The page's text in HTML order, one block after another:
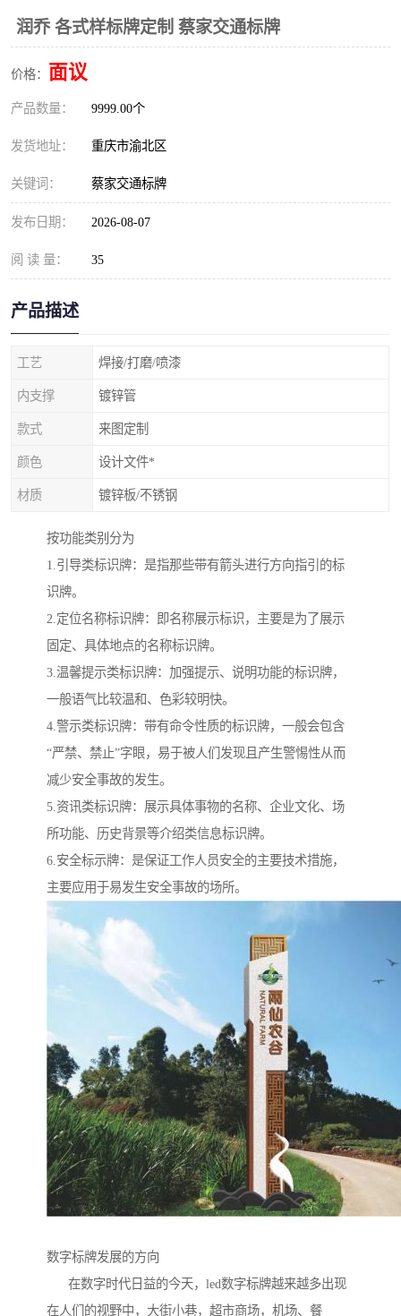
润乔 各式样标牌定制 蔡家交通标牌
价格： 面议
产品数量： 9999.00个
发货地址： 重庆市渝北区
关键词： 蔡家交通标牌
发布日期： 2026-08-07
阅 读 量： 35
产品描述
工艺 焊接/打磨/喷漆
内支撑 镀锌管
款式 来图定制
颜色 设计文件*
材质 镀锌板/不锈钢
按功能类别分为
1.引导类标识牌：是指那些带有箭头进行方向指引的标
识牌。
2.定位名称标识牌：即名称展示标识，主要是为了展示
固定、具体地点的名称标识牌。
3.温馨提示类标识牌：加强提示、说明功能的标识牌，
一般语气比较温和、色彩较明快。
4.警示类标识牌：带有命令性质的标识牌，一般会包含
“严禁、禁止”字眼，易于被人们发现且产生警惕性从而
减少安全事故的发生。
5.资讯类标识牌：展示具体事物的名称、企业文化、场
所功能、历史背景等介绍类信息标识牌。
6.安全标示牌：是保证工作人员安全的主要技术措施，
主要应用于易发生安全事故的场所。
数字标牌发展的方向
在数字时代日益的今天，led数字标牌越来越多出现
在人们的视野中，大街小巷，超市商场，机场、餐